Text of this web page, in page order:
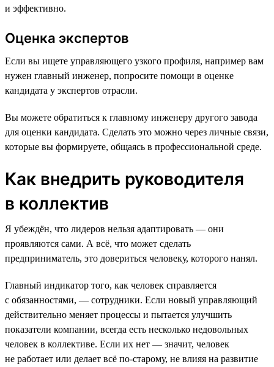
и эффективно.
Оценка экспертов
Если вы ищете управляющего узкого профиля, например вам
нужен главный инженер, попросите помощи в оценке
кандидата у экспертов отрасли.
Вы можете обратиться к главному инженеру другого завода
для оценки кандидата. Сделать это можно через личные связи,
которые вы формируете, общаясь в профессиональной среде.
Как внедрить руководителя
в коллектив
Я убеждён, что лидеров нельзя адаптировать — они
проявляются сами. А всё, что может сделать
предприниматель, это довериться человеку, которого нанял.
Главный индикатор того, как человек справляется
с обязанностями, — сотрудники. Если новый управляющий
действительно меняет процессы и пытается улучшить
показатели компании, всегда есть несколько недовольных
человек в коллективе. Если их нет — значит, человек
не работает или делает всё по-старому, не влияя на развитие